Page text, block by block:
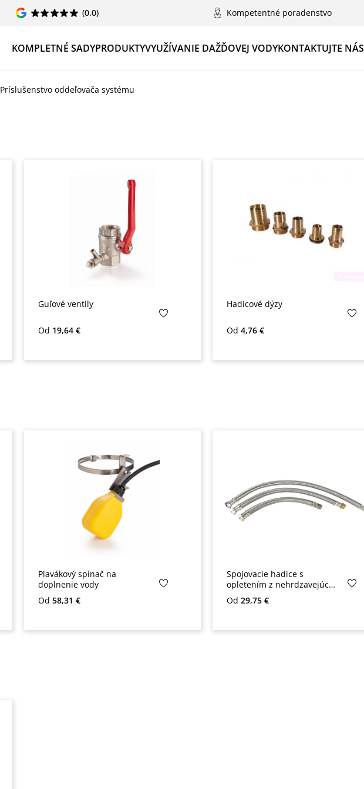
(0.0) Kompetentné poradenstvo
KOMPLETNÉ SADYPRODUKTYVYUŽÍVANIE DAŽĎOVEJ VODYKONTAKTUJTE NÁS
Príslušenstvo oddeľovača systému
Guľové ventily
Bežná cena:
Od 19,64 €
Hadicové dýzy
Bežná cena:
Od 4,76 €
Plavákový spínač na
doplnenie vody
Bežná cena:
Od 58,31 €
Spojovacie hadice s
opletením z nehrdzavejúcej
ocele
Bežná cena:
Od 29,75 €